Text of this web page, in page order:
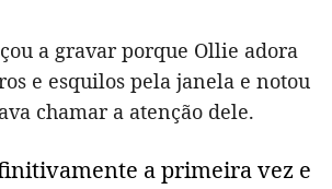
a gravar porque Ollie adora
e esquilos pela janela e notou
chamar a atenção dele.
a primeira vez e